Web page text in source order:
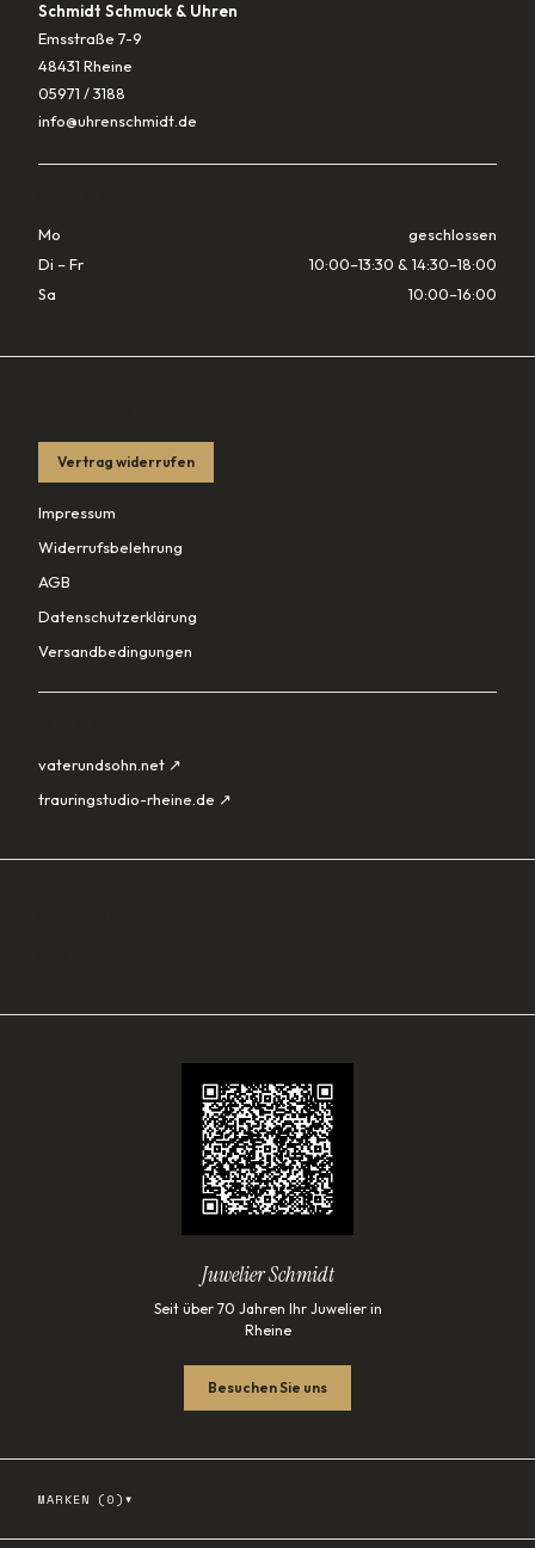
Schmidt Schmuck & Uhren
Emsstraße 7-9
48431 Rheine
05971 / 3188
info@uhrenschmidt.de
Mo
geschlossen
Di – Fr
10:00–13:30 & 14:30–18:00
Sa
10:00–16:00
Vertrag widerrufen
Impressum
Widerrufsbelehrung
AGB
Datenschutzerklärung
Versandbedingungen
vaterundsohn.net ↗
trauringstudio-rheine.de ↗
Juwelier Schmidt
Seit über 70 Jahren Ihr Juwelier in
Rheine
Besuchen Sie uns
MARKEN ( 0 ) ▾